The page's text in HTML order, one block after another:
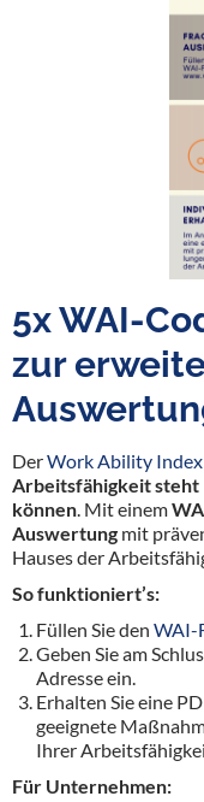
5x WAI-
zur
DerWork Ability
Arbeitsfähigkeit steht
können. Mit einem
Auswertung mit
Hauses der
So funktioniert’s:
Füllen Sie den WAI-
Geben Sie am
Adresse ein.
Erhalten Sie eine
geeignete
Ihrer
Für Unternehmen: